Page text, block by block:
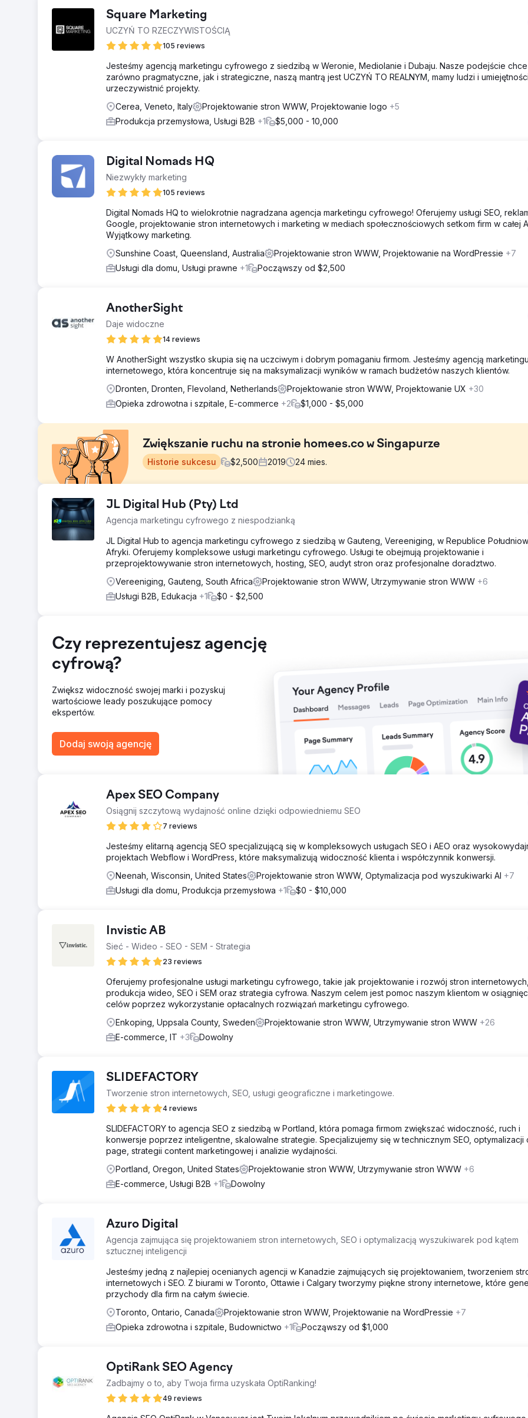
Square Marketing
UCZYŃ TO RZECZYWISTOŚCIĄ
105 reviews
Jesteśmy agencją marketingu cyfrowego z siedzibą w Weronie, Mediolanie i Dubaju. Nasze podejście
zarówno pragmatyczne, jak i strategiczne, naszą mantrą jest UCZYŃ TO REALNYM, mamy ludzi i
urzeczywistnić projekty.
Cerea, Veneto, Italy
Projektowanie stron WWW, Projektowanie logo +5
Produkcja przemysłowa, Usługi B2B +1 $5,000 - 10,000
Digital Nomads HQ
Niezwykły marketing
105 reviews
Digital Nomads HQ to wielokrotnie nagradzana agencja marketingu cyfrowego! Oferujemy usługi SEO,
Google, projektowanie stron internetowych i marketing w mediach społecznościowych setkom firm w całej
Wyjątkowy marketing.
Sunshine Coast, Queensland, Australia
Projektowanie stron WWW, Projektowanie na WordPressie +7
Usługi dla domu, Usługi prawne +1 Począwszy od $2,500
AnotherSight
Daje widoczne
14 reviews
W AnotherSight wszystko skupia się na uczciwym i dobrym pomaganiu firmom. Jesteśmy agencją marketingu
internetowego, która koncentruje się na maksymalizacji wyników w ramach budżetów naszych klientów.
Dronten, Dronten, Flevoland, Netherlands
Projektowanie stron WWW, Projektowanie UX +30
Opieka zdrowotna i szpitale, E-commerce +2 $1,000 - $5,000
Zwiększanie ruchu na stronie homees.co w Singapurze
Historie sukcesu $2,500 2019 24 mies.
Problem
Jako startup mają ograniczone fundusze, ale potrzebują ruchu na swoich stronach. Nie tylko nie ma ich zespołu, ale
obu mas krytycznych – zarówno wpisów o firmach, jak i konsumentów. W efekcie tworzą dwustronną platformę cyfrową
prawie na żadnych zasobach, wiedzy specjalistycznej, sile roboczej i współpracy.
Zmieniamy obrazy witryny, dodając atrakcyjne i jasne, aby czytelnicy czuli się dobrze. Następnie tworzymy artykuły o
strategicznym, przydatne dla właścicieli domów, artykuły pokazujące najlepsze projekty i przewodniki po kosztach, które
pomagają właścicielom domów zaplanować swój budżet.
przy 1000 bezpłatnych odwiedzinach dziennie.
Przejdź do strony agencji
JL Digital Hub (Pty) Ltd
Agencja marketingu cyfrowego z niespodzianką
JL Digital Hub to agencja marketingu cyfrowego z siedzibą w Gauteng, Vereeniging, w Republice
Afryki. Oferujemy kompleksowe usługi marketingu cyfrowego. Usługi te obejmują projektowanie i
przeprojektowywanie stron internetowych, hosting, SEO, audyt stron oraz profesjonalne doradztwo.
Vereeniging, Gauteng, South Africa
Projektowanie stron WWW, Utrzymywanie stron WWW +6
Usługi B2B, Edukacja +1 $0 - $2,500
Czy reprezentujesz agencję
cyfrową?
Zwiększ widoczność swojej marki i pozyskuj
wartościowe leady poszukujące pomocy
ekspertów.
Dodaj swoją agencję
Apex SEO Company
Osiągnij szczytową wydajność online dzięki odpowiedniemu SEO
7 reviews
Jesteśmy elitarną agencją SEO specjalizującą się w kompleksowych usługach SEO i AEO oraz
projektach Webflow i WordPress, które maksymalizują widoczność klienta i współczynnik konwersji.
Neenah, Wisconsin, United States
Projektowanie stron WWW, Optymalizacja pod wyszukiwarki AI +7
Usługi dla domu, Produkcja przemysłowa +1 $0 - $10,000
Invistic AB
Sieć - Wideo - SEO - SEM - Strategia
23 reviews
Oferujemy profesjonalne usługi marketingu cyfrowego, takie jak projektowanie i rozwój stron internetowych,
produkcja wideo, SEO i SEM oraz strategia cyfrowa. Naszym celem jest pomoc naszym klientom w
celów poprzez wykorzystanie opłacalnych rozwiązań marketingu cyfrowego.
Enkoping, Uppsala County, Sweden
Projektowanie stron WWW, Utrzymywanie stron WWW +26
E-commerce, IT +3 Dowolny
SLIDEFACTORY
Tworzenie stron internetowych, SEO, usługi geograficzne i marketingowe.
4 reviews
SLIDEFACTORY to agencja SEO z siedzibą w Portland, która pomaga firmom zwiększać widoczność, ruch i
konwersje poprzez inteligentne, skalowalne strategie. Specjalizujemy się w technicznym SEO, optymalizacji
page, strategii content marketingowej i analizie wydajności.
Portland, Oregon, United States
Projektowanie stron WWW, Utrzymywanie stron WWW +6
E-commerce, Usługi B2B +1 Dowolny
Azuro Digital
Agencja zajmująca się projektowaniem stron internetowych, SEO i optymalizacją wyszukiwarek pod kątem
sztucznej inteligencji
Jesteśmy jedną z najlepiej ocenianych agencji w Kanadzie zajmujących się projektowaniem, tworzeniem
internetowych i SEO. Z biurami w Toronto, Ottawie i Calgary tworzymy piękne strony internetowe, które
przychody dla firm na całym świecie.
Toronto, Ontario, Canada
Projektowanie stron WWW, Projektowanie na WordPressie +7
Opieka zdrowotna i szpitale, Budownictwo +1 Począwszy od $1,000
OptiRank SEO Agency
Zadbajmy o to, aby Twoja firma uzyskała OptiRanking!
49 reviews